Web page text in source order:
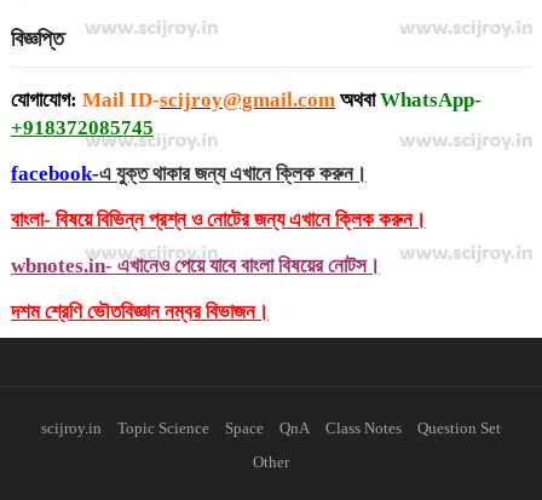
বিজ্ঞপ্তি
যোগাযোগ: Mail ID-scijroy@gmail.comঅথবাWhatsApp-
+918372085745
facebook-এ যুক্ত থাকার জন্য এখানে ক্লিক করুন।
বাংলা- বিষয়ে বিভিন্ন প্রশ্ন ও নোটের জন্য এখানে ক্লিক করুন।
wbnotes.in- এখানেও পেয়ে যাবে বাংলা বিষয়ের নোটস।
দশম শ্রেণি ভৌতবিজ্ঞান নম্বর বিভাজন।
scijroy.in Topic Science Space QnA Class Notes
Question Set
Other